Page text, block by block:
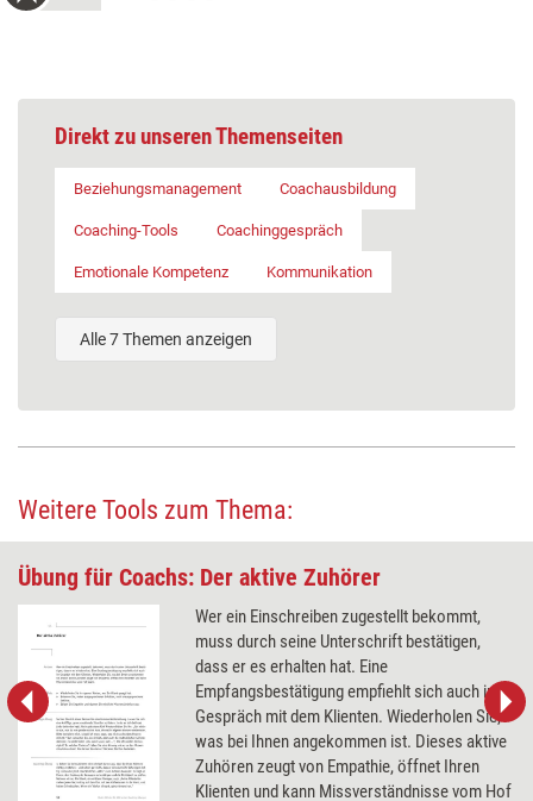
Direkt zu unseren Themenseiten
Beziehungsmanagement Coachausbildung
Coaching-Tools Coachinggespräch
Emotionale Kompetenz Kommunikation
Alle 7 Themen anzeigen
Weitere Tools zum Thema:
Übung für Coachs: Der aktive Zuhörer
Wer ein Einschreiben zugestellt bekommt,
muss durch seine Unterschrift bestätigen,
dass er es erhalten hat. Eine
Empfangsbestätigung empfiehlt sich auch im
Gespräch mit dem Klienten. Wiederholen Sie,
was bei Ihnen angekommen ist. Dieses aktive
Zuhören zeugt von Empathie, öffnet Ihren
Klienten und kann Missverständnisse vom Hof